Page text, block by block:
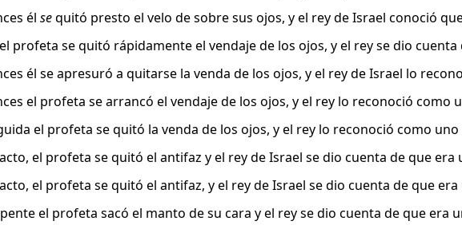
él sequitó presto el velo de sobre sus ojos, y el rey de Israel conoció
profeta se quitó rápidamente el vendaje de los ojos, y el rey se dio
él se apresuró a quitarse la venda de los ojos, y el rey de Israel lo
el profeta se arrancó el vendaje de los ojos, y el rey lo reconoció como
el profeta se quitó la venda de los ojos, y el rey lo reconoció como
el profeta se quitó el antifaz y el rey de Israel se dio cuenta de que
el profeta se quitó el antifaz, y el rey de Israel se dio cuenta de que
el profeta sacó el manto de su cara y el rey se dio cuenta de que era